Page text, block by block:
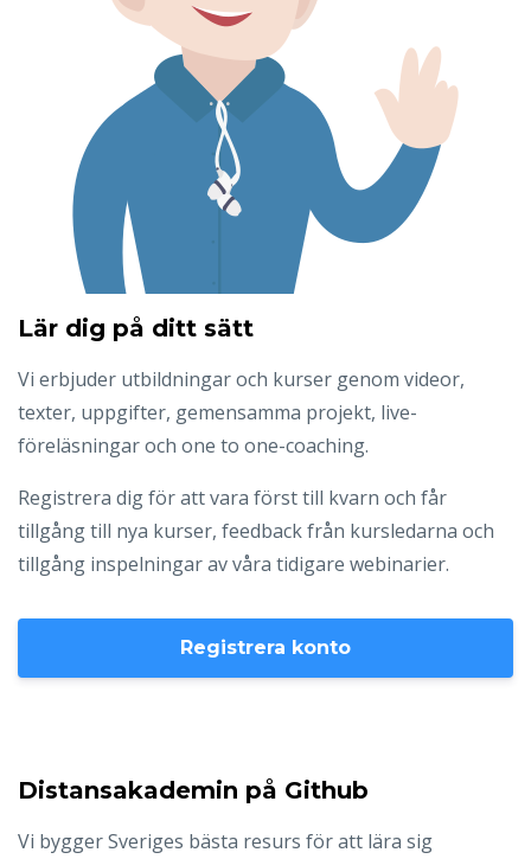
Lär dig på ditt sätt
Vi erbjuder utbildningar och kurser genom videor,
texter, uppgifter, gemensamma projekt, live-
föreläsningar och one to one-coaching.
Registrera dig för att vara först till kvarn och får
tillgång till nya kurser, feedback från kursledarna och
tillgång inspelningar av våra tidigare webinarier.
Registrera konto
Distansakademin på Github
Vi bygger Sveriges bästa resurs för att lära sig